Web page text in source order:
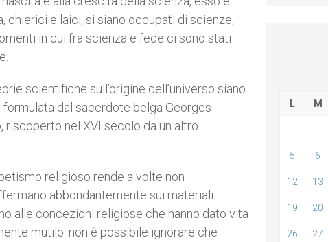
chierici e laici, si siano occupati di scienze,
in cui fra scienza e fede ci sono stati
scientifiche sull’origine dell’universo siano
dal sacerdote belga Georges
riscoperto nel XVI secolo da un altro
religioso rende a volte non
abbondantemente sui materiali
alle concezioni religiose che hanno dato vita
mutilo: non è possibile ignorare che
L M
5 6
12 13
19 20
26 27